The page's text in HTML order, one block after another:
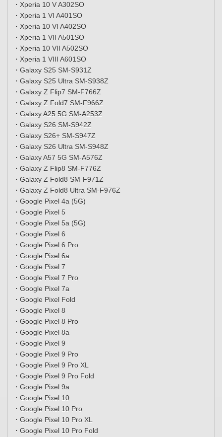
・Xperia 10 V A302SO
・Xperia 1 VI A401SO
・Xperia 10 VI A402SO
・Xperia 1 VII A501SO
・Xperia 10 VII A502SO
・Xperia 1 VIII A601SO
・Galaxy S25 SM-S931Z
・Galaxy S25 Ultra SM-S938Z
・Galaxy Z Flip7 SM-F766Z
・Galaxy Z Fold7 SM-F966Z
・Galaxy A25 5G SM-A253Z
・Galaxy S26 SM-S942Z
・Galaxy S26+ SM-S947Z
・Galaxy S26 Ultra SM-S948Z
・Galaxy A57 5G SM-A576Z
・Galaxy Z Flip8 SM-F776Z
・Galaxy Z Fold8 SM-F971Z
・Galaxy Z Fold8 Ultra SM-F976Z
・Google Pixel 4a (5G)
・Google Pixel 5
・Google Pixel 5a (5G)
・Google Pixel 6
・Google Pixel 6 Pro
・Google Pixel 6a
・Google Pixel 7
・Google Pixel 7 Pro
・Google Pixel 7a
・Google Pixel Fold
・Google Pixel 8
・Google Pixel 8 Pro
・Google Pixel 8a
・Google Pixel 9
・Google Pixel 9 Pro
・Google Pixel 9 Pro XL
・Google Pixel 9 Pro Fold
・Google Pixel 9a
・Google Pixel 10
・Google Pixel 10 Pro
・Google Pixel 10 Pro XL
・Google Pixel 10 Pro Fold